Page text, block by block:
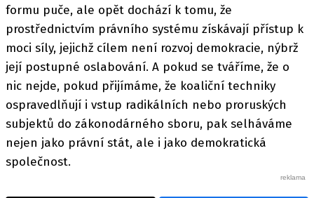
formu puče, ale opět dochází k tomu, že
prostřednictvím právního systému získávají přístup k
moci síly, jejichž cílem není rozvoj demokracie, nýbrž
její postupné oslabování. A pokud se tváříme, že o
nic nejde, pokud přijímáme, že koaliční techniky
ospravedlňují i vstup radikálních nebo proruských
subjektů do zákonodárného sboru, pak selháváme
nejen jako právní stát, ale i jako demokratická
společnost.